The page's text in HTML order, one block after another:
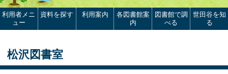
利用者メニ
ュー
資料を探す 利用案内
各図書館案
内
図書館で調
べる
世田谷を知
る
松沢図書室